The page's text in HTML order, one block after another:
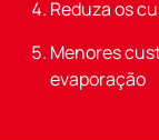
Reduza os
Menores
evaporação